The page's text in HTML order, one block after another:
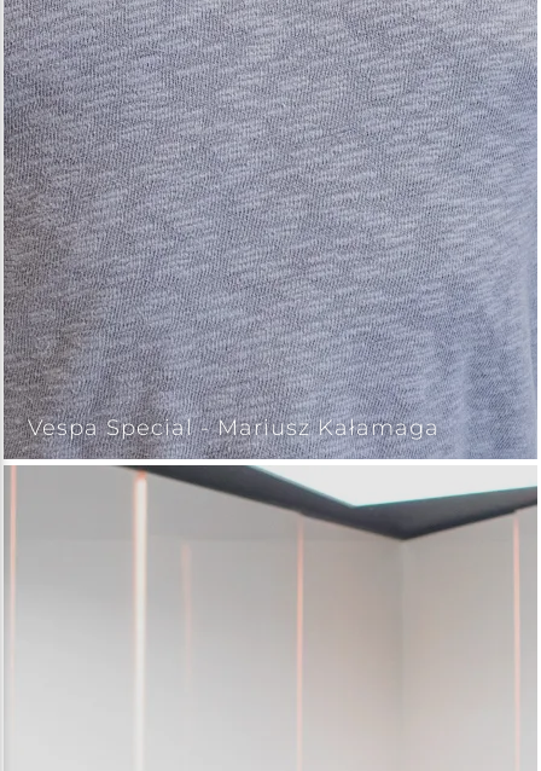
Vespa Special - Mariusz Kałamaga